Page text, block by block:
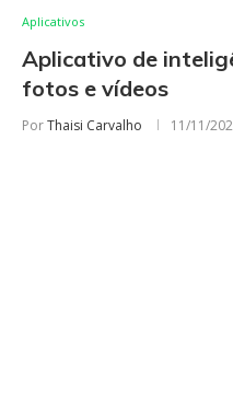
Aplicativos
Aplicativo de
fotos e vídeos
PorThaisi Carvalho 11/11/